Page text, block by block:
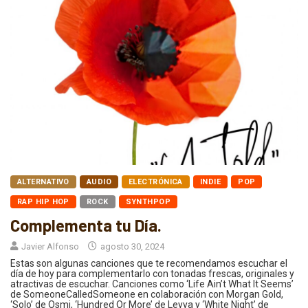
ALTERNATIVO AUDIO ELECTRÓNICA INDIE POP
RAP HIP HOP ROCK SYNTHPOP
Complementa tu Día.
Javier Alfonso agosto 30, 2024
Estas son algunas canciones que te recomendamos escuchar el
día de hoy para complementarlo con tonadas frescas, originales y
atractivas de escuchar. Canciones como ‘Life Ain’t What It Seems’
de SomeoneCalledSomeone en colaboración con Morgan Gold,
‘Solo’ de Osmi, ‘Hundred Or More’ de Leyya y ‘White Night’ de